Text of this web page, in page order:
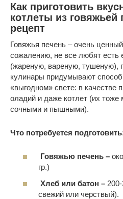
Как приготовить
котлеты из говяжьей
рецепт
Говяжья печень – очень
сожалению, не все любят есть
(жареную, вареную, тушеную),
кулинары придумывают
«выгодном» свете: в качестве
оладий и даже котлет (их тоже
сочными и пышными).
Что потребуется
Говяжью печень –
гр.)
Хлеб или батон –
свежий или черствый).